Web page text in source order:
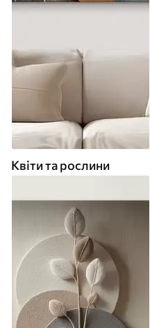
Квіти та рослини